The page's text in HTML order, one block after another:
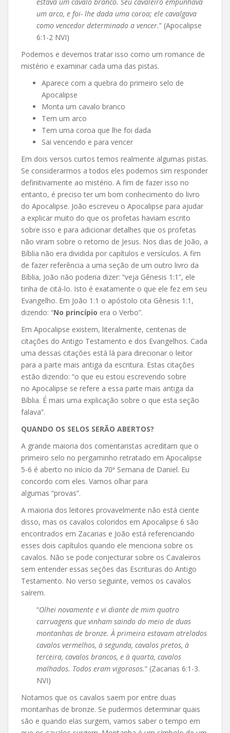
um arco, e foi- lhe dada uma coroa; ele cavalgava
como vencedor determinado a vencer.” (Apocalipse
6:1-2 NVI)
Podemos e devemos tratar isso como um romance de
mistério e examinar cada uma das pistas.
Aparece com a quebra do primeiro selo de
Apocalipse
Monta um cavalo branco
Tem um arco
Tem uma coroa que lhe foi dada
Sai vencendo e para vencer
Em dois versos curtos temos realmente algumas pistas.
Se considerarmos a todos eles podemos sim responder
definitivamente ao mistério. A fim de fazer isso no
entanto, é preciso ter um bom conhecimento do livro
do Apocalipse. João escreveu o Apocalipse para ajudar
a explicar muito do que os profetas haviam escrito
sobre isso e para adicionar detalhes que os profetas
não viram sobre o retorno de Jesus. Nos dias de João, a
Bíblia não era dividida por capítulos e versículos. A fim
de fazer referência a uma seção de um outro livro da
Bíblia, João não poderia dizer: “veja Gênesis 1:1”, ele
tinha de citá-lo. Isto é exatamente o que ele fez em seu
Evangelho. Em João 1:1 o apóstolo cita Gênesis 1:1,
dizendo: “No princípio era o Verbo”.
Em Apocalipse existem, literalmente, centenas de
citações do Antigo Testamento e dos Evangelhos. Cada
uma dessas citações está lá para direcionar o leitor
para a parte mais antiga da escritura. Estas citações
estão dizendo: “o que eu estou escrevendo sobre
no Apocalipse se refere a essa parte mais antiga da
Bíblia. É mais uma explicação sobre o que esta seção
falava”.
QUANDO OS SELOS SERÃO ABERTOS?
A grande maioria dos comentaristas acreditam que o
primeiro selo no pergaminho retratado em Apocalipse
5-6 é aberto no início da 70ª Semana de Daniel. Eu
concordo com eles. Vamos olhar para
algumas “provas”.
A maioria dos leitores provavelmente não está ciente
disso, mas os cavalos coloridos em Apocalipse 6 são
encontrados em Zacarias e João está referenciando
esses dois capítulos quando ele menciona sobre os
cavalos. Não se pode conjecturar sobre os Cavaleiros
sem entender essas seções das Escrituras do Antigo
Testamento. No verso seguinte, vemos os cavalos
saírem.
“Olhei novamente e vi diante de mim quatro
carruagens que vinham saindo do meio de duas
montanhas de bronze. À primeira estavam atrelados
cavalos vermelhos, à segunda, cavalos pretos, à
terceira, cavalos brancos, e à quarta, cavalos
malhados. Todos eram vigorosos.” (Zacarias 6:1-3.
NVI)
Notamos que os cavalos saem por entre duas
montanhas de bronze. Se pudermos determinar quais
são e quando elas surgem, vamos saber o tempo em